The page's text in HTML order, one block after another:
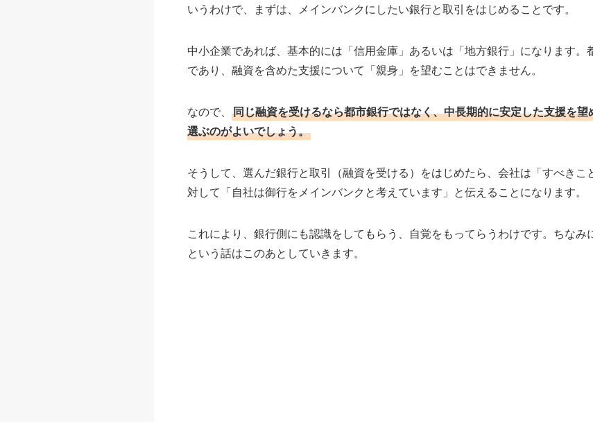
いうわけで、まずは、メインバンクにしたい銀行と取引をはじめることです。
中小企業であれば、基本的には「信用金庫」あるいは「地方銀行」になります
であり、融資を含めた支援について「親身」を望むことはできません。
なので、 同じ融資を受けるなら都市銀行ではなく、中長期的に安定した支援を
選ぶのがよいでしょう。
そうして、選んだ銀行と取引（融資を受ける）をはじめたら、会社は「すべきこ
対して「自社は御行をメインバンクと考えています」と伝えることになります。
これにより、銀行側にも認識をしてもらう、自覚をもってらうわけです。ちなみ
という話はこのあとしていきます。